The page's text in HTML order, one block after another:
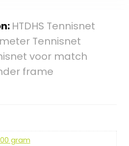
HTDHS Tennisnet
Tennisnet
voor match
frame
gram